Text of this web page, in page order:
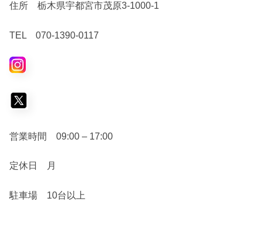
住所 栃木県宇都宮市茂原3-1000-1
TEL 070-1390-0117
営業時間 09:00 – 17:00
定休日 月
駐車場 10台以上